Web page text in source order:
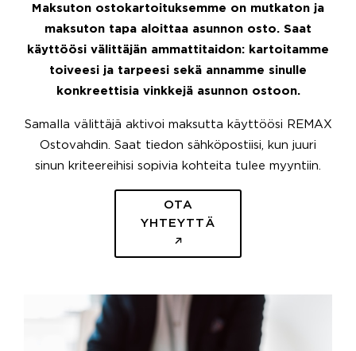
Maksuton ostokartoituksemme on mutkaton ja
maksuton tapa aloittaa asunnon osto. Saat
käyttöösi välittäjän ammattitaidon: kartoitamme
toiveesi ja tarpeesi sekä annamme sinulle
konkreettisia vinkkejä asunnon ostoon.
Samalla välittäjä aktivoi maksutta käyttöösi REMAX
Ostovahdin. Saat tiedon sähköpostiisi, kun juuri
sinun kriteereihisi sopivia kohteita tulee myyntiin.
OTA
YHTEYTTÄ